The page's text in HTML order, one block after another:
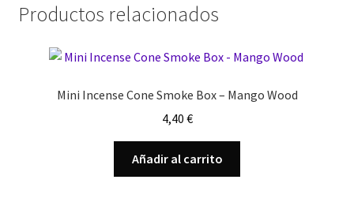
Productos relacionados
Mini Incense Cone Smoke Box – Mango Wood
4,40 €
Añadir al carrito